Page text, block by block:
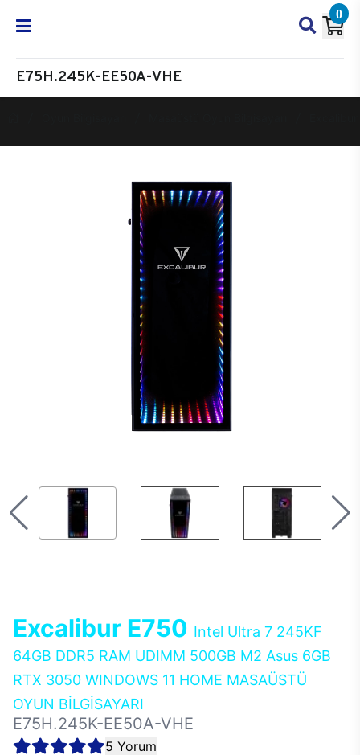
0
E75H.245K-EE50A-VHE
Excalibur E750 Intel Ultra 7 245KF
64GB DDR5 RAM UDIMM 500GB M2 Asus 6GB
RTX 3050 WINDOWS 11 HOME MASAÜSTÜ
OYUN BİLGİSAYARI
E75H.245K-EE50A-VHE
5 Yorum